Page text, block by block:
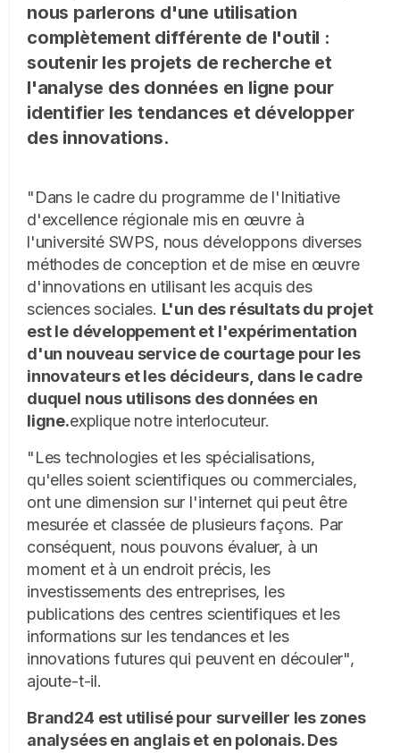
nous parlerons d'une utilisation
complètement différente de l'outil :
soutenir les projets de recherche et
l'analyse des données en ligne pour
identifier les tendances et développer
des innovations.
"Dans le cadre du programme de l'Initiative
d'excellence régionale mis en œuvre à
l'université SWPS, nous développons diverses
méthodes de conception et de mise en œuvre
d'innovations en utilisant les acquis des
sciences sociales. L'un des résultats du projet
est le développement et l'expérimentation
d'un nouveau service de courtage pour les
innovateurs et les décideurs, dans le cadre
duquel nous utilisons des données en
ligne.explique notre interlocuteur.
"Les technologies et les spécialisations,
qu'elles soient scientifiques ou commerciales,
ont une dimension sur l'internet qui peut être
mesurée et classée de plusieurs façons. Par
conséquent, nous pouvons évaluer, à un
moment et à un endroit précis, les
investissements des entreprises, les
publications des centres scientifiques et les
informations sur les tendances et les
innovations futures qui peuvent en découler",
ajoute-t-il.
Brand24 est utilisé pour surveiller les zones
analysées en anglais et en polonais.Des